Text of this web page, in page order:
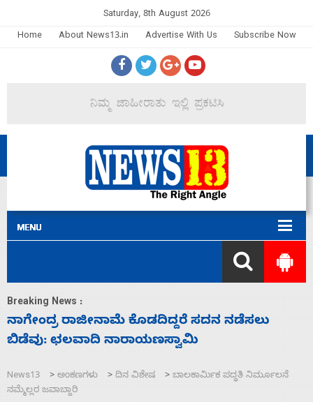
Saturday, 8th August 2026
Home
About News13.in Advertise With Us Subscribe Now
Breaking News :
ಸಚಿವ ಸಂಪುಟ ವಿಸ್ತರಣೆ ಮಾಡಿದ್ದು ಹಣಬಲ ಮತ್ತು
ಹೈಕಮಾಂಡ್ ರಾಜಕಾರಣಕ್ಕೆ: ವಿಜಯೇಂದ್ರ
News13 > ಅಂಕಣಗಳು > ದಿನ ವಿಶೇಷ > ಬಾಲಕಾರ್ಮಿಕ ಪದ್ಧತಿ ನಿರ್ಮೂಲನೆ
ನಮ್ಮೆಲ್ಲರ ಜವಾಬ್ದಾರಿ